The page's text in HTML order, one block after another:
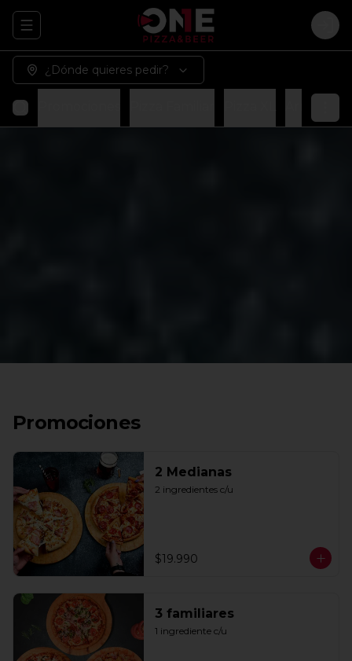
Abrir menu de navegación
¿Dónde quieres pedir?
Promociones
2 Medianas
2 ingredientes c/u
$19.990
3 familiares
1 ingrediente c/u